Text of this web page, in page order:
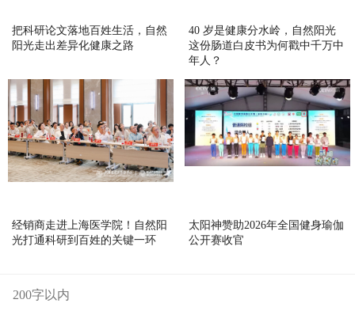
把科研论文落地百姓生活，自然
阳光走出差异化健康之路
40 岁是健康分水岭，自然阳光
这份肠道白皮书为何戳中千万中
年人？
经销商走进上海医学院！自然阳
光打通科研到百姓的关键一环
太阳神赞助2026年全国健身瑜伽
公开赛收官